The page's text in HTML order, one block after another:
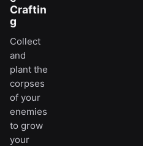
Craftin
g
Collect
and
plant the
corpses
of your
enemies
to grow
your